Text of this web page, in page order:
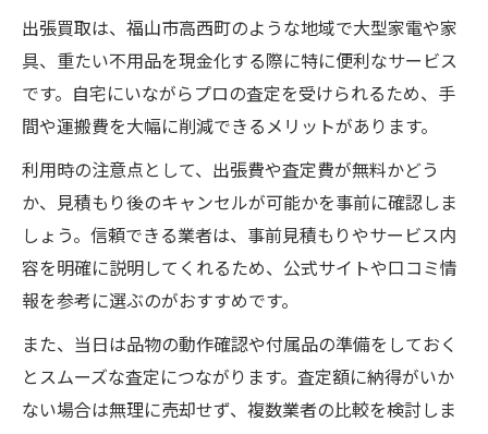
出張買取は、福山市高西町のような地域で大型家電や家
具、重たい不用品を現金化する際に特に便利なサービス
です。自宅にいながらプロの査定を受けられるため、手
間や運搬費を大幅に削減できるメリットがあります。
利用時の注意点として、出張費や査定費が無料かどう
か、見積もり後のキャンセルが可能かを事前に確認しま
しょう。信頼できる業者は、事前見積もりやサービス内
容を明確に説明してくれるため、公式サイトや口コミ情
報を参考に選ぶのがおすすめです。
また、当日は品物の動作確認や付属品の準備をしておく
とスムーズな査定につながります。査定額に納得がいか
ない場合は無理に売却せず、複数業者の比較を検討しま